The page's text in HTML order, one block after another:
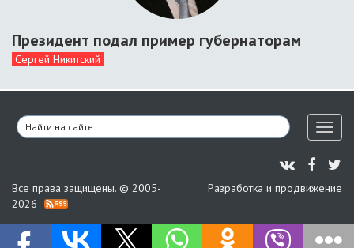
Президент подал пример губернаторам
Сергей Никитский
Все права защищены. © 2005-
2026
Разработка и продвижение